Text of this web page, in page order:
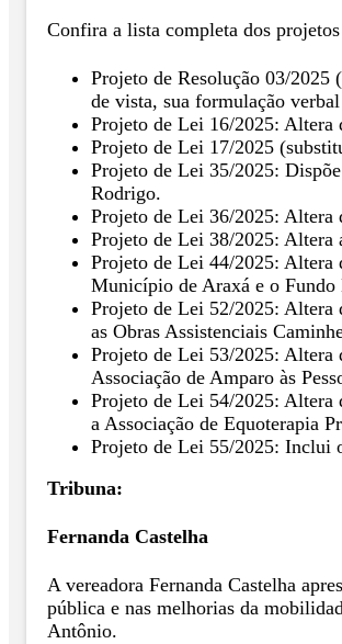
Confira a lista completa dos
Projeto de Resolução 03/2025
de vista, sua formulação
Projeto de Lei 16/2025: Altera
Projeto de Lei 17/2025
Projeto de Lei 35/2025:
Rodrigo.
Projeto de Lei 36/2025:
Projeto de Lei 38/2025:
Projeto de Lei 44/2025: Altera
Município de Araxá e o Fundo
Projeto de Lei 52/2025: Altera
as Obras Assistenciais
Projeto de Lei 53/2025: Altera
Associação de Amparo às
Projeto de Lei 54/2025: Altera
a Associação de Equoterapia
Projeto de Lei 55/2025: Inclui
Tribuna:
Fernanda Castelha
A vereadora Fernanda Castelha
pública e nas melhorias da
Antônio.